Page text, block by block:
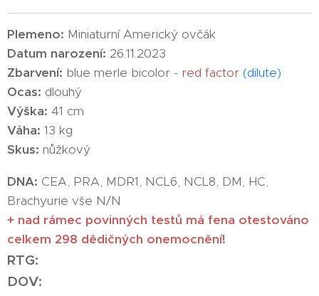
Plemeno: Miniaturní Americký ovčák
Datum narození: 26.11.2023
Zbarvení: blue merle bicolor - red factor (dilute)
Ocas: dlouhý
Výška: 41 cm
Váha: 13 kg
Skus: nůžkový
DNA: CEA, PRA, MDR1, NCL6, NCL8, DM, HC,
Brachyurie vše N/N
+ nad rámec povinných testů má fena otestováno
celkem 298 dědičných onemocnění!
RTG:
DOV: